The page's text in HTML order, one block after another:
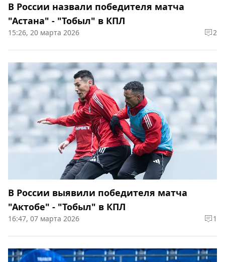
В России назвали победителя матча
"Астана" - "Тобыл" в КПЛ
15:26, 20 марта 2026 2
В России выявили победителя матча
"Актобе" - "Тобыл" в КПЛ
16:47, 07 марта 2026 1